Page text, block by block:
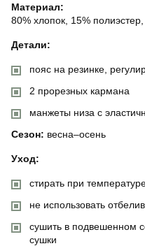
Материал:
80% хлопок, 15%
Детали:
пояс на резинке,
2 прорезных кармана
манжеты низа с
Сезон: весна–осень
Уход:
стирать при
не использовать
сушить в подвешенном
сушки